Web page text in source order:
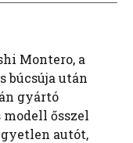
Montero, a
búcsúja után
gyártó
ősszel
autót,